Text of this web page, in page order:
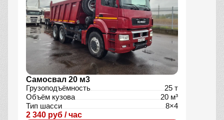
Самосвал 20 м3
Грузоподъёмность
25 т
Объём кузова
20 м³
Тип шасси
8×4
2 340 руб / час